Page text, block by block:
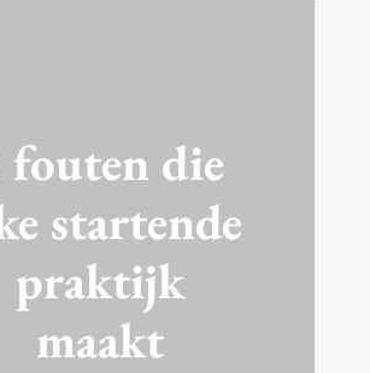
fouten die
startende
praktijk
maakt